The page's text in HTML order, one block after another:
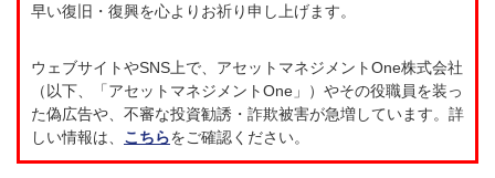
早い復旧・復興を心よりお祈り申し上げます。
ウェブサイトやSNS上で、アセットマネジメントOne株式会社
（以下、「アセットマネジメントOne」）やその役職員を装っ
た偽広告や、不審な投資勧誘・詐欺被害が急増しています。詳
しい情報は、 こちらをご確認ください。